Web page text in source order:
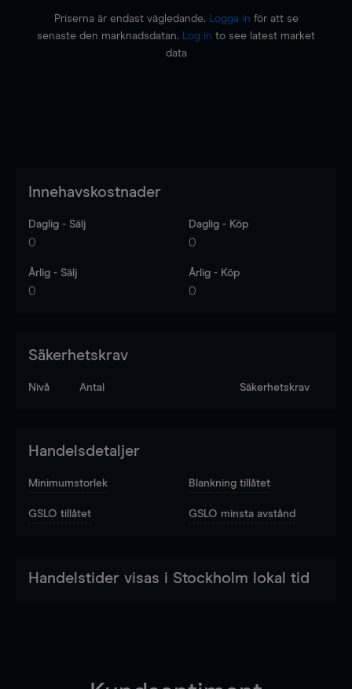
Priserna är endast vägledande. Logga in för att se
senaste den marknadsdatan.
Log in to see latest market
data
Innehavskostnader
Daglig - Sälj
0
Daglig - Köp
0
Årlig - Sälj
0
Årlig - Köp
0
Säkerhetskrav
Nivå Antal Säkerhetskrav
Handelsdetaljer
Minimumstorlek Blankning tillåtet
GSLO tillåtet GSLO minsta avstånd
Handelstider visas i Stockholm lokal tid